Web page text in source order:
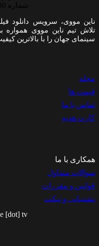
مووی، سرویس دانلود
تیم ناین مووی همواره
جهان را با بالاترین
ها
با ما
هدیه
با ما
متداول
و مقررات
و تیکت
[dot] tv